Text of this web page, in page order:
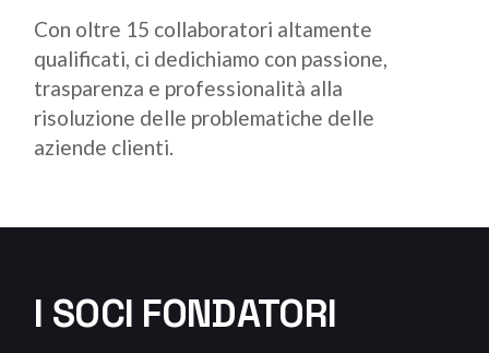
Con oltre 15 collaboratori altamente
qualificati, ci dedichiamo con passione,
trasparenza e professionalità alla
risoluzione delle problematiche delle
aziende clienti.
I SOCI FONDATORI